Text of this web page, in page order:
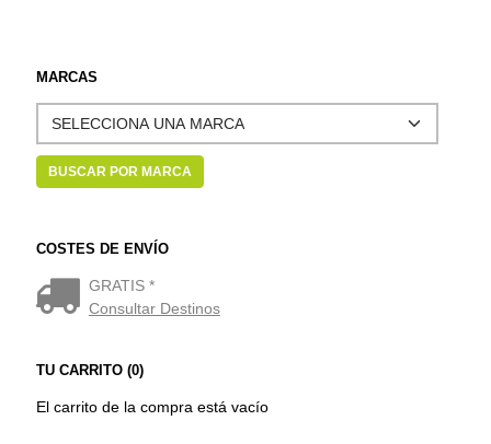
MARCAS
COSTES DE ENVÍO
GRATIS *
Consultar Destinos
TU CARRITO (0)
El carrito de la compra está vacío